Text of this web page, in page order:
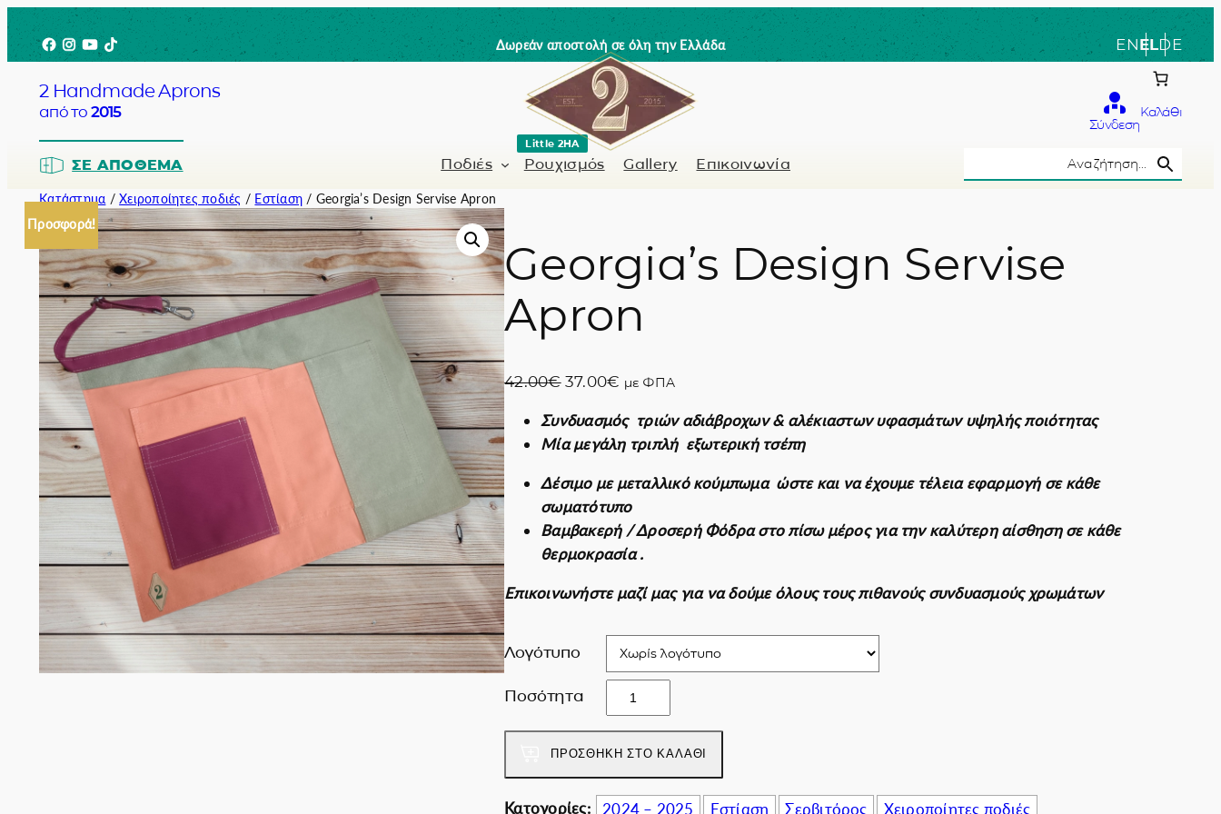
Μετάβαση
στο
περιεχόμενο
Facebook
Instagram
YouTube
TikTok Δωρεάν αποστολή σε όλη την Ελλάδα ENELDE
2 Handmade Aprons
από το 2015
Σύνδεση
Καλάθι
ΣΕ ΑΠΌΘΕΜΑ Ποδιές
Barista
Bartender / Barman
Σερβιτόρος
Σομελιέ
Κουρέας-Κομμωτής
Μανικιουρίστα
Γνήσιο δέρμα
Εκπτωτικές για επιχειρήσεις
Ρουχισμός
Little 2HA
Gallery Επικοινωνία
Κατάστημα /Χειροποίητες ποδιές / Εστίαση / Georgia’s Design Servise Apron
Προσφορά!
Georgia’s Design Servise
Apron
42.00€ O
i
g
i
n
a
l
r
s
:
4
2
37.00€ Η
ρ
έ
χ
ο
υ
σ
τ
μ
ί
ν
α
ι
:
με ΦΠΑ
Συνδυασμός τριών αδιάβροχων & αλέκιαστων υφασμάτων υψηλής ποιότητας
Μία μεγάλη τριπλή εξωτερική τσέπη
Δέσιμο με μεταλλικό κούμπωμα ώστε και να έχουμε τέλεια εφαρμογή σε κάθε
σωματότυπο
Βαμβακερή / Δροσερή Φόδρα στο πίσω μέρος για την καλύτερη αίσθηση σε κάθε
θερμοκρασία .
Επικοινωνήστε μαζί μας για να δούμε όλους τους πιθανούς συνδυασμούς χρωμάτων
Λογότυπο
Ποσότητα
e
o
r
g
i
ΠΡΟΣΘΉΚΗ ΣΤΟ ΚΑΛΆΘΙ
Κατογορίες: 2024 – 2025 Εστίαση Σερβιτόρος Χειροποίητες ποδιές